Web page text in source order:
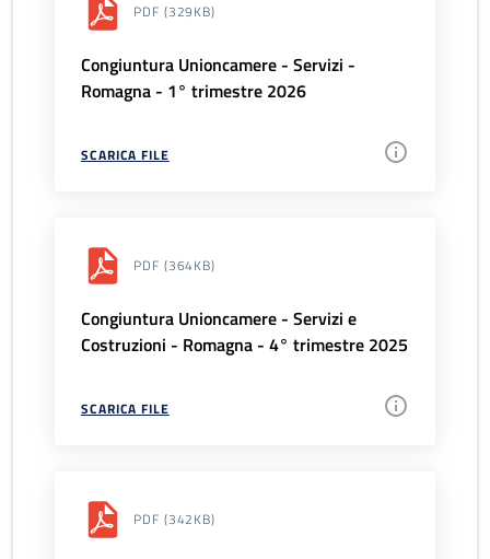
PDF (329KB)
Congiuntura Unioncamere - Servizi -
Romagna - 1° trimestre 2026
SCARICA FILE
PDF (364KB)
Congiuntura Unioncamere - Servizi e
Costruzioni - Romagna - 4° trimestre 2025
SCARICA FILE
PDF (342KB)